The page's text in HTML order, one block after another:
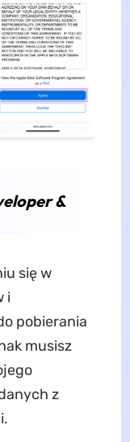
&
się w
i
pobierania
musisz
z